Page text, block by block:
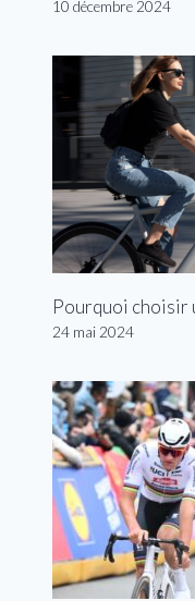
10 décembre 2024
Pourquoi choisir
24 mai 2024